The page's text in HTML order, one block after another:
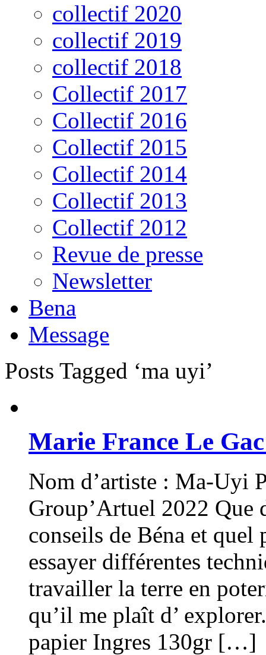
collectif 2020
collectif 2019
collectif 2018
Collectif 2017
Collectif 2016
Collectif 2015
Collectif 2014
Collectif 2013
Collectif 2012
Revue de presse
Newsletter
Bena
Message
Posts Tagged ‘ma uyi’
Marie France Le
Nom d’artiste : Ma-Uyi
Group’Artuel 2022 Que
conseils de Béna et
essayer différentes
travailler la terre en
qu’il me plaît d’
papier Ingres 130gr […]